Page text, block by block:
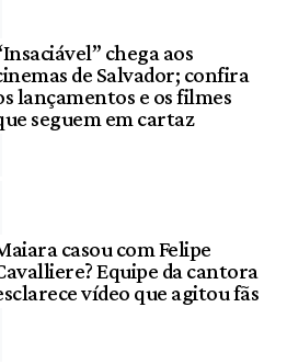
chega aos
de Salvador; confira
lançamentos e os filmes
seguem em cartaz
casou com Felipe
Equipe da cantora
vídeo que agitou fãs